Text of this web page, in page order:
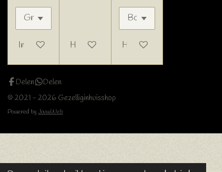
In winkelwagen Houd mij op de hoogteHoud mij op de hoogte
Delen
Delen
© 2021 - 2026 Gezelliginhuisshop
Powered by JouwWeb